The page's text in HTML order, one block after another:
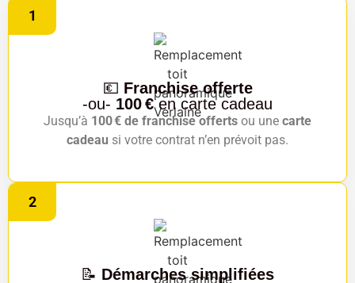
1
💶 Franchise offerte
-ou- 100 €en carte cadeau
Jusqu’à 100 € de franchise offerts ou une carte
cadeau si votre contrat n’en prévoit pas.
2
📝 Démarches simplifiées